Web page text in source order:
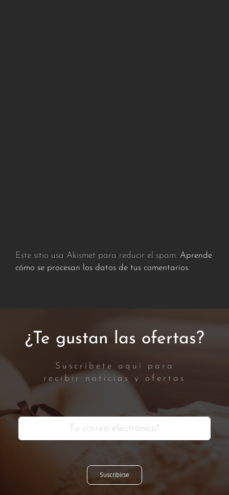
Este sitio usa Akismet para reducir el spam. Aprende
cómo se procesan los datos de tus comentarios.
¿Te gustan las ofertas?
Suscríbete aquí para
recibir noticias y ofertas
Suscribirse